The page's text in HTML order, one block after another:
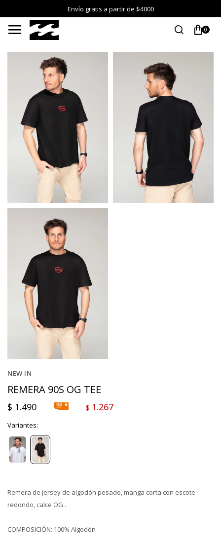
Envío gratis a partir de $4000
0

NEW IN
REMERA 90S OG TEE
$ 1.490 $ 1.267
Variantes:
Remera de jersey de algodón pesado, manga corta con escote
redondo, calce OG .
COMPOSICIÓN: 100% Algodón